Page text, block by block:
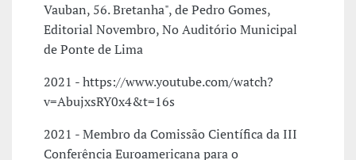
Vauban, 56. Bretanha", de Pedro Gomes,
Editorial Novembro, No Auditório Municipal
de Ponte de Lima
2021 - https://www.youtube.com/watch?
v=AbujxsRY0x4&t=16s
2021 - Membro da Comissão Científica da III
Conferência Euroamericana para o